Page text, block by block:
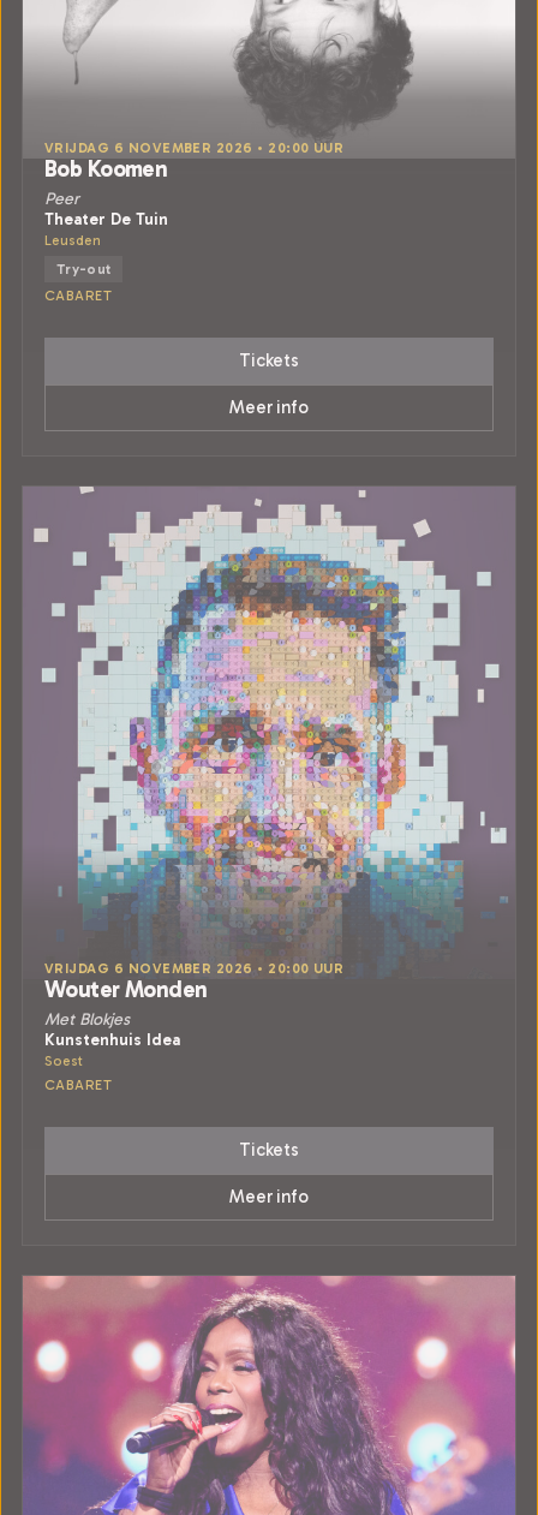
VRIJDAG 6 NOVEMBER 2026 • 20:00 UUR
Bob Koomen
Peer
Theater De Tuin
Leusden
Try-out
CABARET
Tickets
Meer info
VRIJDAG 6 NOVEMBER 2026 • 20:00 UUR
Wouter Monden
Met Blokjes
Kunstenhuis Idea
Soest
CABARET
Tickets
Meer info